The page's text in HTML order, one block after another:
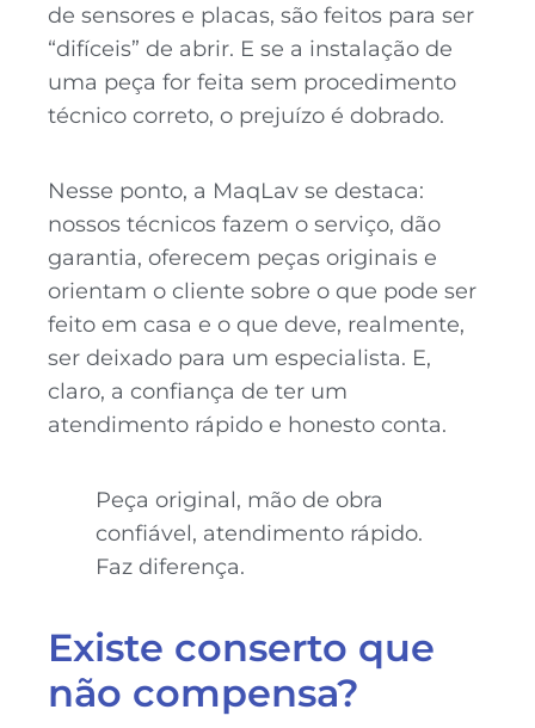
de sensores e placas, são feitos para ser
“difíceis” de abrir. E se a instalação de
uma peça for feita sem procedimento
técnico correto, o prejuízo é dobrado.
Nesse ponto, a MaqLav se destaca:
nossos técnicos fazem o serviço, dão
garantia, oferecem peças originais e
orientam o cliente sobre o que pode ser
feito em casa e o que deve, realmente,
ser deixado para um especialista. E,
claro, a confiança de ter um
atendimento rápido e honesto conta.
Peça original, mão de obra
confiável, atendimento rápido.
Faz diferença.
Existe conserto que
não compensa?